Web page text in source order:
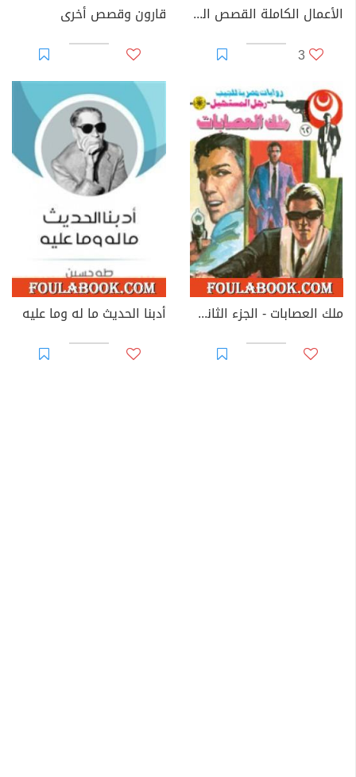
الأعمال الكاملة القصص القصيرة الجزء الثاني
3
قارون وقصص أخرى
ملك العصابات - الجزء الثاني - سلسلة رجل المستحيل أدبنا الحديث ما له وما عليه